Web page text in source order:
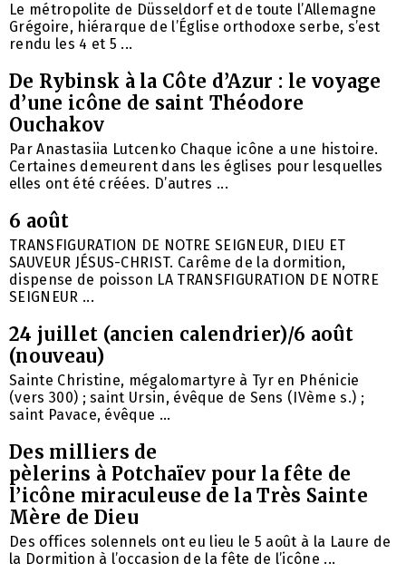
Le métropolite de Düsseldorf et de toute l’Allemagne
Grégoire, hiérarque de l’Église orthodoxe serbe, s’est
rendu les 4 et 5 ...
De Rybinsk à la Côte d’Azur : le voyage
d’une icône de saint Théodore
Ouchakov
Par Anastasiia Lutcenko Chaque icône a une histoire.
Certaines demeurent dans les églises pour lesquelles
elles ont été créées. D’autres ...
6 août
TRANSFIGURATION DE NOTRE SEIGNEUR, DIEU ET
SAUVEUR JÉSUS-CHRIST. Carême de la dormition,
dispense de poisson LA TRANSFIGURATION DE NOTRE
SEIGNEUR ...
24 juillet (ancien calendrier)/6 août
(nouveau)
Sainte Christine, mégalomartyre à Tyr en Phénicie
(vers 300) ; saint Ursin, évêque de Sens (IVème s.) ;
saint Pavace, évêque ...
Des milliers de
pèlerins à Potchaïev pour la fête de
l’icône miraculeuse de la Très Sainte
Mère de Dieu
Des offices solennels ont eu lieu le 5 août à la Laure de
la Dormition à l’occasion de la fête de l’icône ...